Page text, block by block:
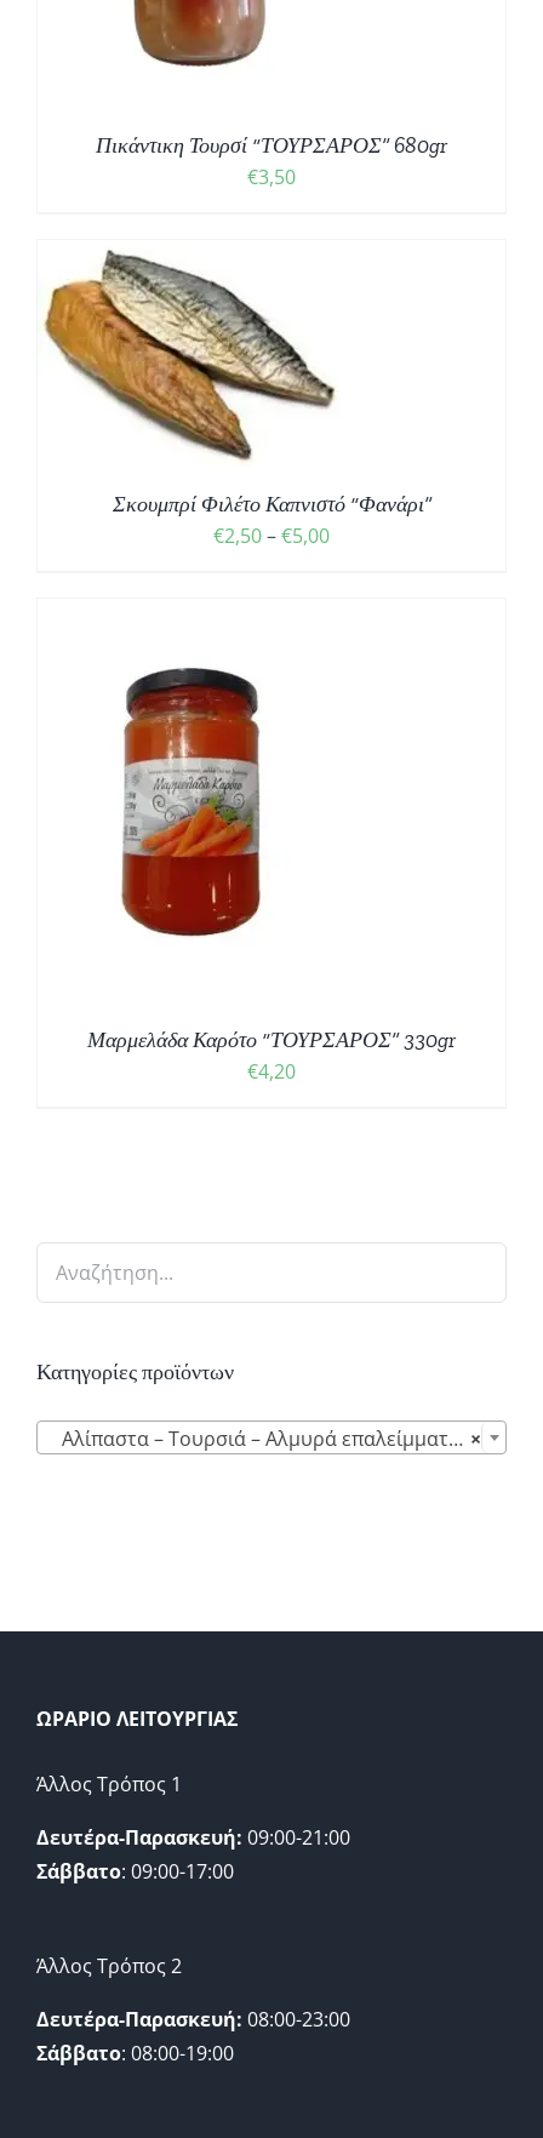
Πικάντικη Τουρσί “ΤΟΥΡΣΑΡΟΣ” 680gr
€3,50
Σκουμπρί Φιλέτο Καπνιστό “Φανάρι”
€2,50–€5,00Price
Μαρμελάδα Καρότο “ΤΟΥΡΣΑΡΟΣ” 330gr
€4,20
Κατηγορίες προϊόντων
×
Αλίπαστα – Τουρσιά – Αλμυρά επαλείμματα (10)
ΩΡΑΡΙΟ ΛΕΙΤΟΥΡΓΙΑΣ
Άλλος Τρόπος 1
Δευτέρα-Παρασκευή: 09:00-21:00
Σάββατο: 09:00-17:00
Άλλος Τρόπος 2
Δευτέρα-Παρασκευή: 08:00-23:00
Σάββατο: 08:00-19:00